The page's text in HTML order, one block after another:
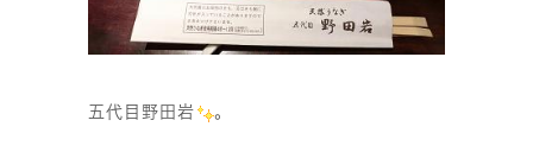
五代目野田岩 。